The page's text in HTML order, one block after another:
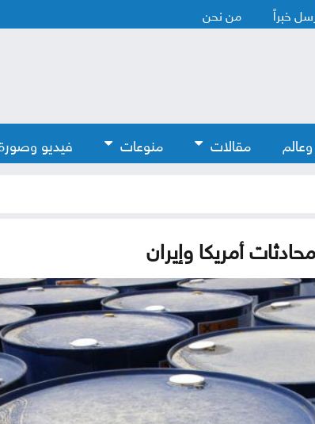
خبراً من نحن
مقالات منوعات فيديو
أمريكا وإيران